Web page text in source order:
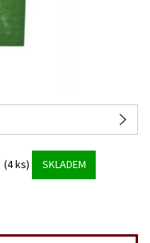
(4 ks) SKLADEM